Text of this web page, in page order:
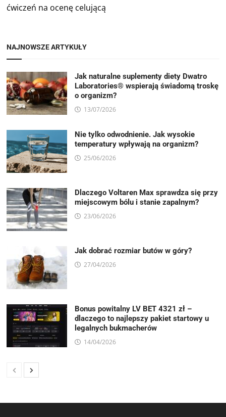
ćwiczeń na ocenę celującą
NAJNOWSZE ARTYKUŁY
Jak naturalne suplementy diety Dwatro
Laboratories® wspierają świadomą troskę
o organizm?
13/07/2026
Nie tylko odwodnienie. Jak wysokie
temperatury wpływają na organizm?
25/06/2026
Dlaczego Voltaren Max sprawdza się przy
miejscowym bólu i stanie zapalnym?
23/06/2026
Jak dobrać rozmiar butów w góry?
27/04/2026
Bonus powitalny LV BET 4321 zł –
dlaczego to najlepszy pakiet startowy u
legalnych bukmacherów
14/04/2026